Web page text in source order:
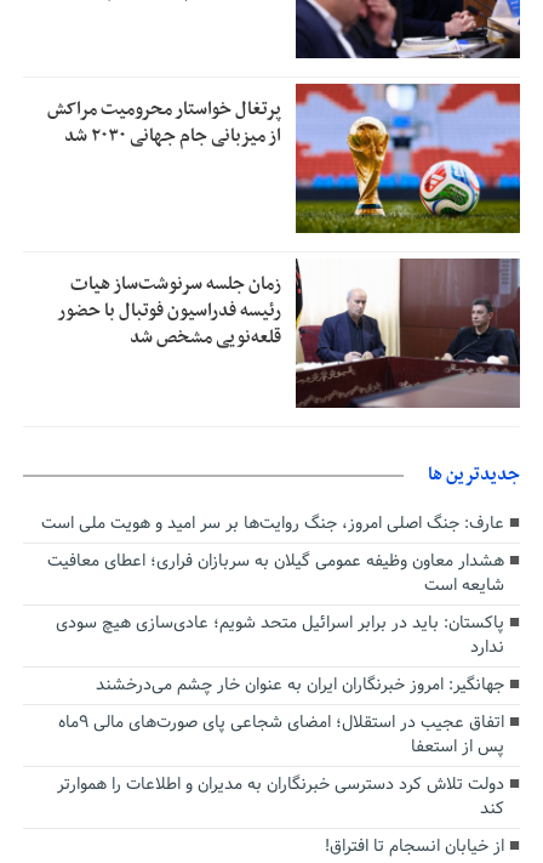
پرتغال خواستار محرومیت مراکش
از میزبانی جام جهانی ۲۰۳۰ شد
زمان جلسه سرنوشت‌ساز هیات
رئیسه فدراسیون فوتبال با حضور
قلعه‌نویی مشخص شد
جديدترين ها
عارف: جنگ اصلی امروز، جنگ روایت‌ها بر سر امید و هویت ملی است
هشدار معاون وظیفه عمومی گیلان به سربازان فراری؛ اعطای معافیت
شایعه است
پاکستان: باید در برابر اسرائیل متحد شویم؛ عادی‌سازی هیچ سودی
ندارد
جهانگیر: امروز خبرنگاران ایران به عنوان خار چشم می‌درخشند
اتفاق عجیب در استقلال؛ امضای شجاعی پای صورت‌های مالی ٩ماه
پس از استعفا
دولت تلاش کرد دسترسی خبرنگاران به مدیران و اطلاعات را هموارتر
کند
از خیابان انسجام تا افتراق!